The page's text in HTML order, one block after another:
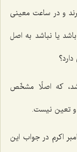
و در ساعت معینى
یا نباشد به اصل
كه اصلًا مشخّص
تعین نیست.
اكرم در جواب این